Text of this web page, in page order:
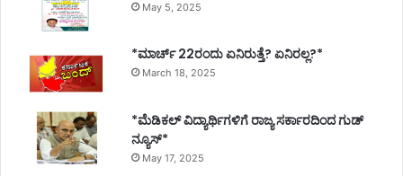
May 5, 2025
*ಮಾರ್ಚ್ 22ರಂದು ಏನಿರುತ್ತೆ? ಏನಿರಲ್ಲ?*
March 18, 2025
*ಮೆಡಿಕಲ್ ವಿದ್ಯಾರ್ಥಿಗಳಿಗೆ ರಾಜ್ಯ ಸರ್ಕಾರದಿಂದ ಗುಡ್
ನ್ಯೂಸ್*
May 17, 2025